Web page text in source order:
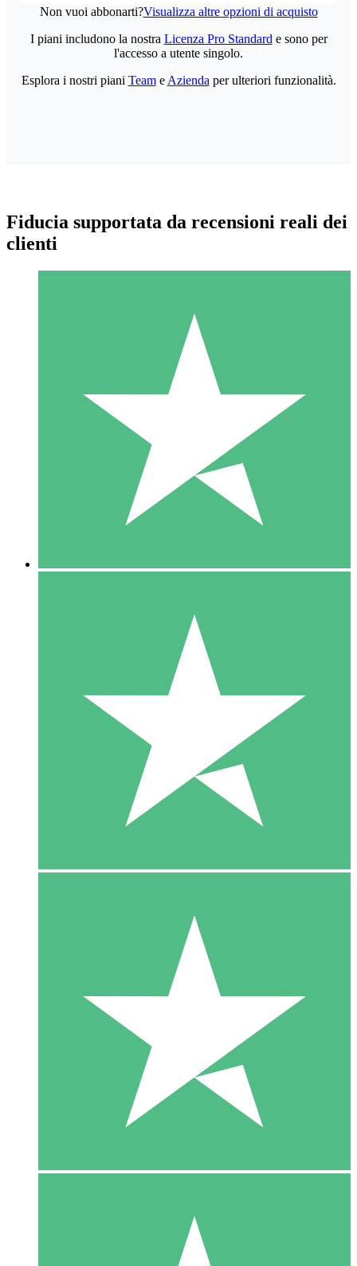
Non vuoi abbonarti?Visualizza altre opzioni di acquisto
Pacchetti di Crediti Individuali
Paga a consumo con crediti di download. Nessun impegno
1 Download
10
US$1500
10 Download
20
I piani includono la nostra Licenza Pro Standard e sono per
l'accesso a utente singolo.
Esplora i nostri piani Teame Azienda per ulteriori funzionalità.
Fiducia supportata da recensioni reali dei
clienti